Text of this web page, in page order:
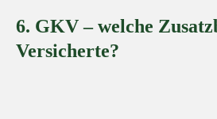
6. GKV – welche
Versicherte?